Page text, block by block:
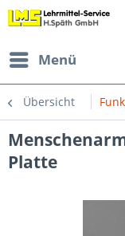
Menü
Übersicht
Platte